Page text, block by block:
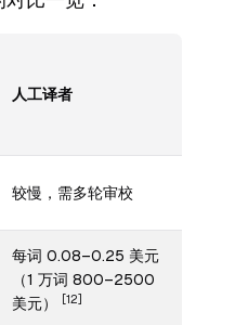
人工译者
较慢，需多轮审校
每词 0.08–0.25 美元
（1 万词 800–2500
美元）
[12]